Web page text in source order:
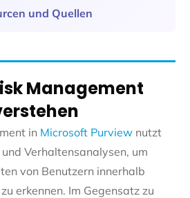
und Quellen
Management
in Microsoft Purview nutzt
Verhaltensanalysen, um
von Benutzern innerhalb
erkennen. Im Gegensatz zu